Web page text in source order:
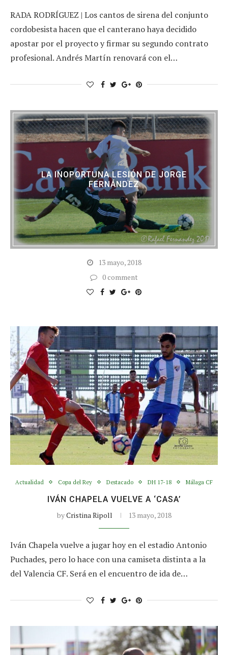
RADA RODRÍGUEZ | Los cantos de sirena del conjunto
cordobesista hacen que el canterano haya decidido
apostar por el proyecto y firmar su segundo contrato
profesional. Andrés Martín renovará con el…
LA INOPORTUNA LESIÓN DE JORGE
FERNÁNDEZ
13 mayo, 2018
0 comment
Actualidad Copa del Rey Destacado DH 17-18 Málaga CF
IVÁN CHAPELA VUELVE A ‘CASA’
byCristina Ripoll 13 mayo, 2018
Iván Chapela vuelve a jugar hoy en el estadio Antonio
Puchades, pero lo hace con una camiseta distinta a la
del Valencia CF. Será en el encuentro de ida de…